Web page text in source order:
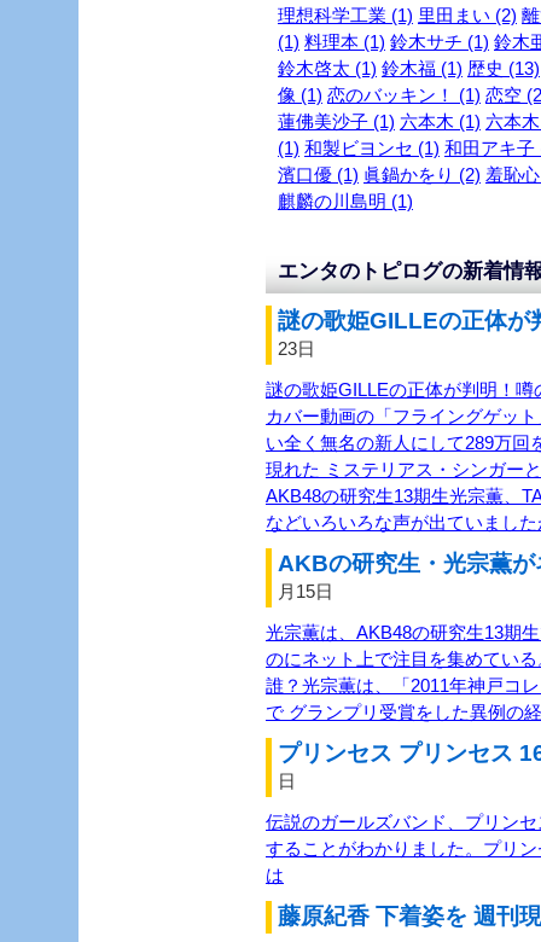
理想科学工業 (1) 里田まい (2)
(1) 料理本 (1) 鈴木サチ (1) 鈴木
鈴木啓太 (1) 鈴木福 (1) 歴史 (13)
像 (1) 恋のバッキン！ (1) 恋空
蓮佛美沙子 (1) 六本木 (1) 六本
(1) 和製ビヨンセ (1) 和田アキ子
濱口優 (1) 眞鍋かをり (2) 羞恥
麒麟の川島明 (1)
エンタのトピログの新着情
謎の歌姫GILLEの正体
23日
謎の歌姫GILLEの正体が判明！
カバー動画の「フライングゲッ
い全く無名の新人にして289万回
現れた ミステリアス・シンガー
AKB48の研究生13期生光宗薫、
などいろいろな声が出ていまし
AKBの研究生・光宗薫
月15日
光宗薫は、AKB48の研究生13期
のにネット上で注目を集めてい
誰？光宗薫は、「2011年神戸コ
で グランプリ受賞をした異例の
プリンセス プリンセス
日
伝説のガールズバンド、プリン
することがわかりました。プリ
は
藤原紀香 下着姿を 週刊